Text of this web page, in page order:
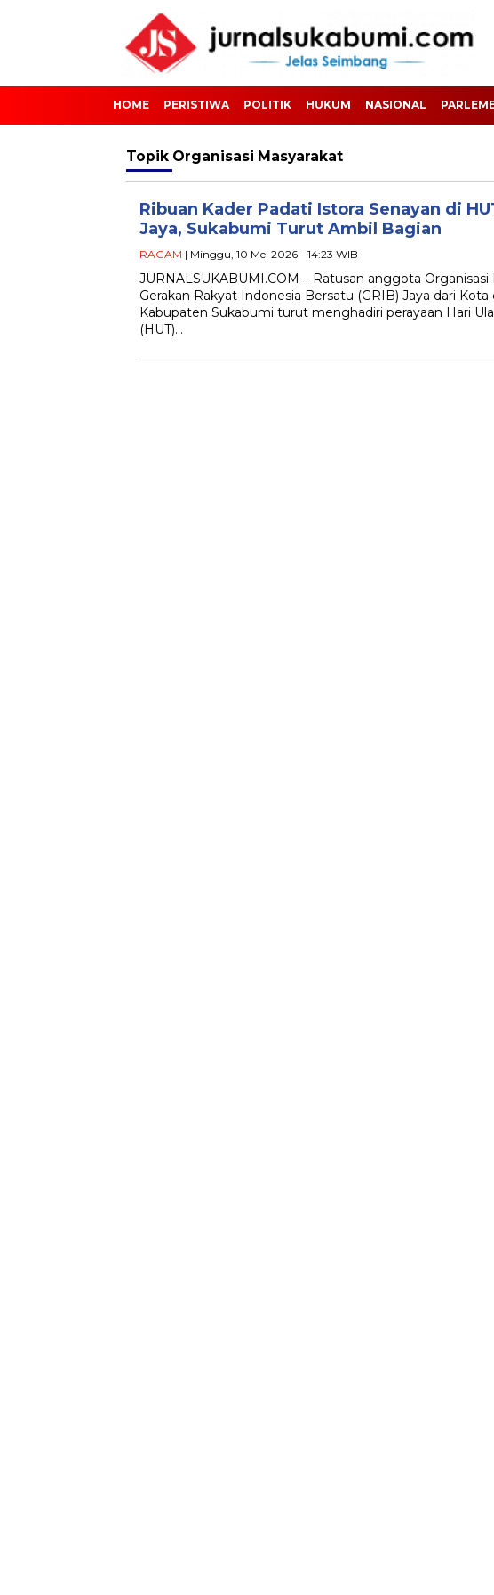
HOME PERISTIWA POLITIK HUKUM NASIONAL
Topik Organisasi Masyarakat
Ribuan Kader Padati Istora Senayan di
Jaya, Sukabumi Turut Ambil Bagian
RAGAM | Minggu, 10 Mei 2026 - 14:23 WIB
JURNALSUKABUMI.COM – Ratusan anggota Organisasi
Gerakan Rakyat Indonesia Bersatu (GRIB) Jaya dari Kota
Kabupaten Sukabumi turut menghadiri perayaan Hari
(HUT)…